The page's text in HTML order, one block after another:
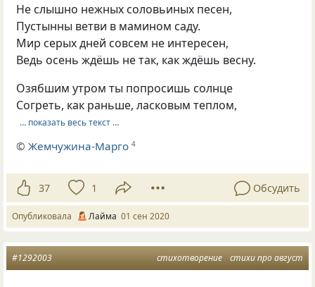
Не слышно нежных соловьиных песен,
Пустынны ветви в мамином саду.
Мир серых дней совсем не интересен,
Ведь осень ждёшь не так, как ждёшь весну.
Озябшим утром ты попросишь солнце
Согреть, как раньше, ласковым теплом,
… показать весь текст …
©Жемчужина-Марго 4
37 1 Обсудить
Опубликовала Лайма 01 сен 2020
стихотворение стихи про август
#1292003